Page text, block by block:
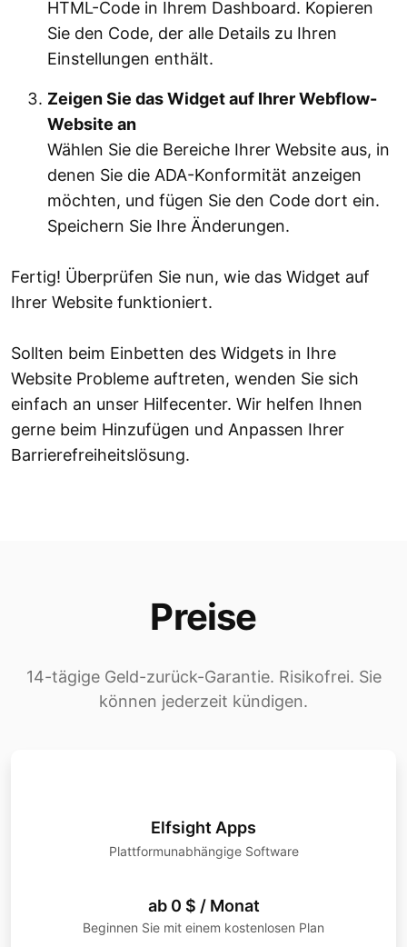
HTML-Code in Ihrem Dashboard. Kopieren
Sie den Code, der alle Details zu Ihren
Einstellungen enthält.
Zeigen Sie das Widget auf Ihrer Webflow-
Website an
Wählen Sie die Bereiche Ihrer Website aus, in
denen Sie die ADA-Konformität anzeigen
möchten, und fügen Sie den Code dort ein.
Speichern Sie Ihre Änderungen.
Fertig! Überprüfen Sie nun, wie das Widget auf
Ihrer Website funktioniert.
Sollten beim Einbetten des Widgets in Ihre
Website Probleme auftreten, wenden Sie sich
einfach an unser Hilfecenter. Wir helfen Ihnen
gerne beim Hinzufügen und Anpassen Ihrer
Barrierefreiheitslösung.
Preise
14-tägige Geld-zurück-Garantie. Risikofrei. Sie
können jederzeit kündigen.
Elfsight Apps
Plattformunabhängige Software
ab 0 $ / Monat
Beginnen Sie mit einem kostenlosen Plan